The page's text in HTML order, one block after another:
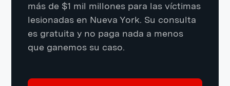
más de $1 mil millones para las víctimas
lesionadas en Nueva York. Su consulta
es gratuita y no paga nada a menos
que ganemos su caso.